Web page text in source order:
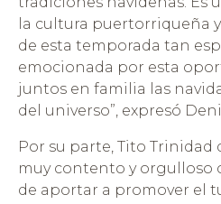
la cultura puertorriqueña
de esta temporada tan
emocionada por esta
juntos en familia las
del universo”, expresó
Por su parte, Tito Trinidad
muy contento y orgulloso
de aportar a promover el